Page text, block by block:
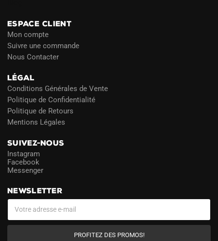
ESPACE CLIENT
Mon compte
Suivre une commande
Nous Contacter
LÉGAL
Conditions Générales de Vente
Politique de Confidentialité
Politique de Retours
Mentions Légales
SUIVEZ-NOUS
Instagram
Facebook
Messenger
NEWSLETTER
PROFITEZ DES PROMOS!